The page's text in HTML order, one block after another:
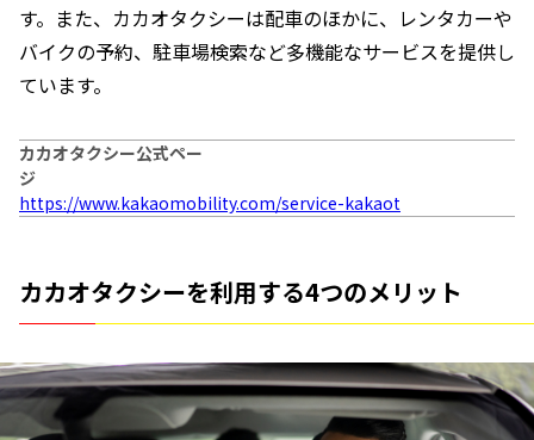
す。また、カカオタクシーは配車のほかに、レンタカーや
バイクの予約、駐車場検索など多機能なサービスを提供し
ています。
カカオタクシー公式ペー
ジ
https://www.kakaomobility.com/service-kakaot
カカオタクシーを利用する4つのメリット